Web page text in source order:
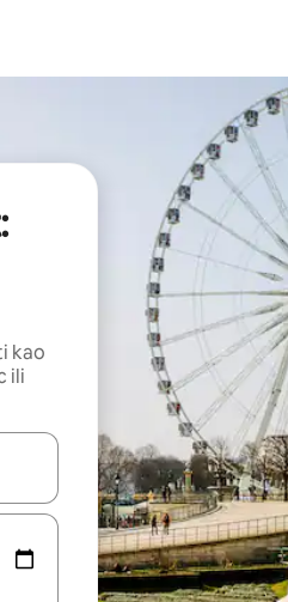
kao
ili
koristeći se strelicama